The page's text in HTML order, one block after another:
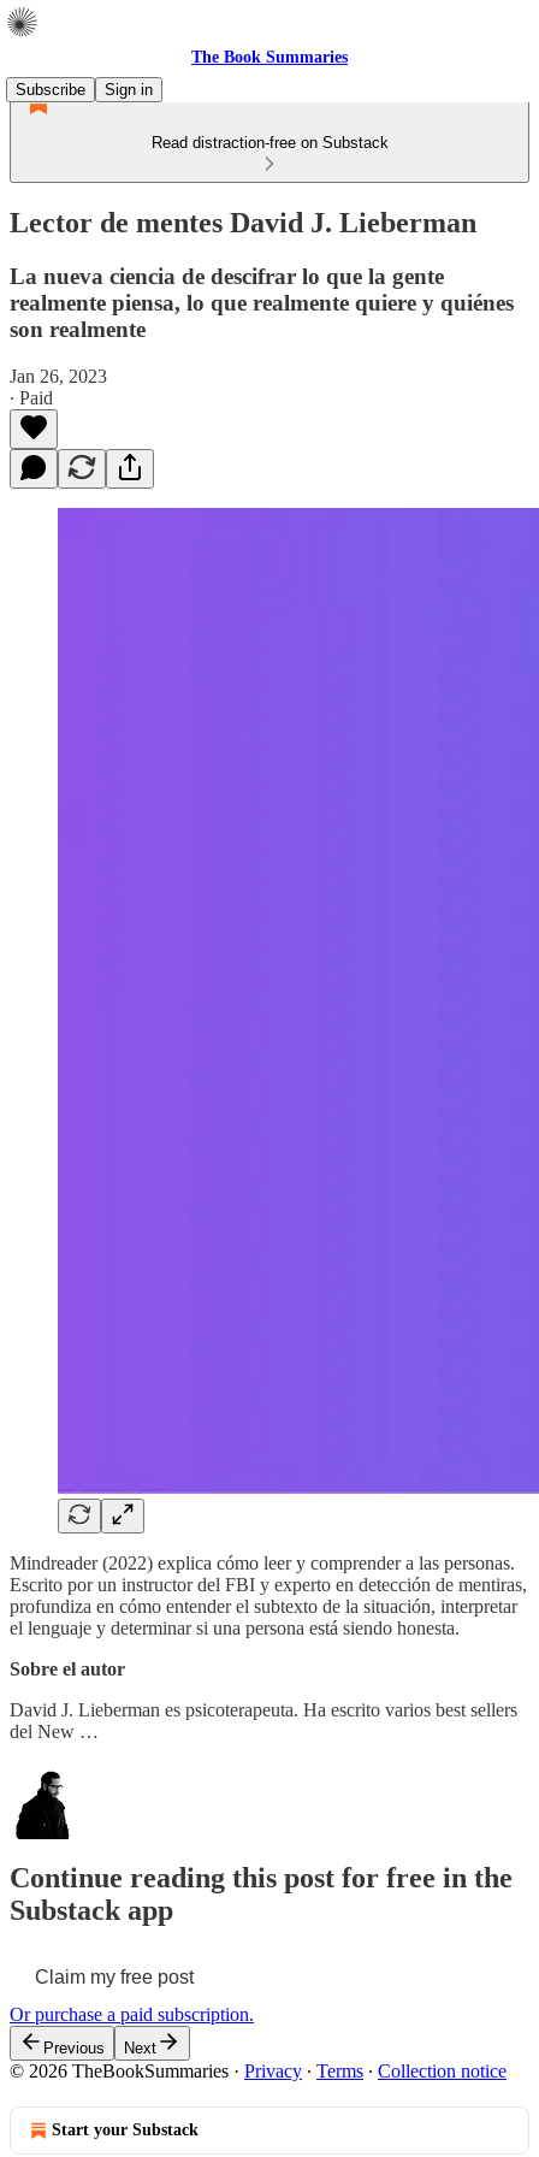
The Book Summaries
Subscribe
Sign in
Read distraction-free on Substack
Lector de mentes David J. Lieberman
La nueva ciencia de descifrar lo que la gente
realmente piensa, lo que realmente quiere y quiénes
son realmente
Jan 26, 2023
∙ Paid
Mindreader (2022) explica cómo leer y comprender a las personas.
Escrito por un instructor del FBI y experto en detección de mentiras,
profundiza en cómo entender el subtexto de la situación, interpretar
el lenguaje y determinar si una persona está siendo honesta.
Sobre el autor
David J. Lieberman es psicoterapeuta. Ha escrito varios best sellers
del New …
Continue reading this post for free in the
Substack app
Claim my free post
Or purchase a paid subscription.
Previous Next
© 2026 TheBookSummaries · Privacy ∙ Terms ∙ Collection notice
Start your Substack